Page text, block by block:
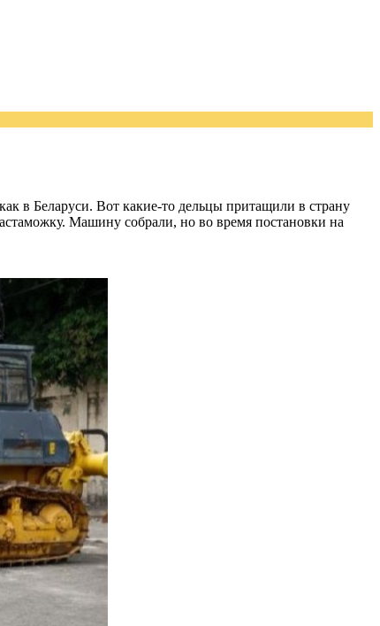
в Беларуси. Вот какие-то дельцы притащили в страну
Машину собрали, но во время постановки на